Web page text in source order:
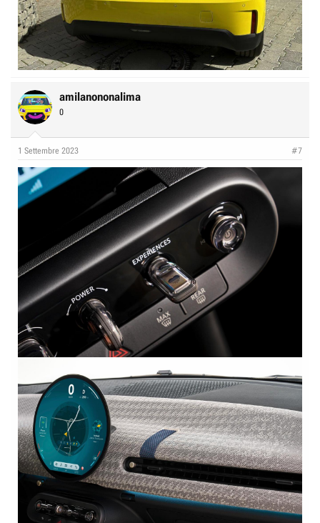
amilanononalima
0
1 Settembre 2023 #7